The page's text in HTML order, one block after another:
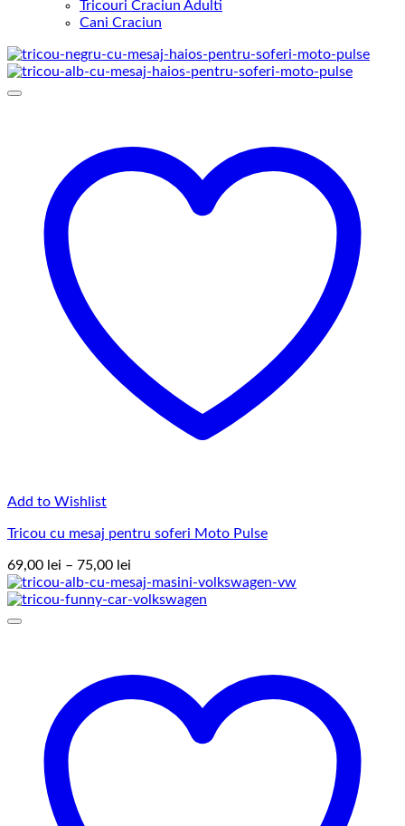
Tricouri Craciun Adulti
Cani Craciun
Add to Wishlist
Tricou cu mesaj pentru soferi Moto Pulse
69,00 lei – 75,00 lei
de
prețuri: